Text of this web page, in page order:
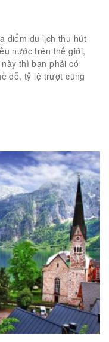
điểm du lịch thu hút
nước trên thế giới,
thì bạn phải có
dễ, tỷ lệ trượt cũng